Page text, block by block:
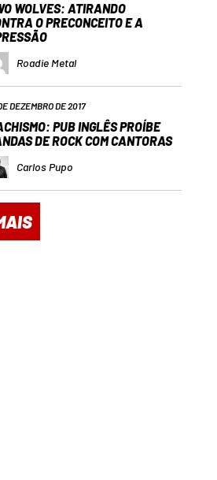
WOLVES: ATIRANDO
O PRECONCEITO E A
Roadie Metal
DEZEMBRO DE 2017
PUB INGLÊS PROÍBE
DE ROCK COM CANTORAS
Carlos Pupo